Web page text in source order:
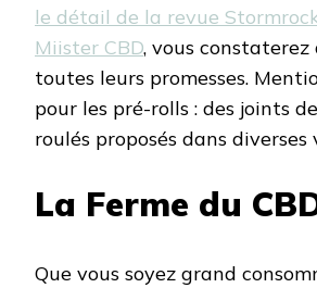
le détail de la revue
Miister CBD, vous constaterez
toutes leurs promesses.
pour les pré-rolls : des joints
roulés proposés dans diverses
La Ferme du
Que vous soyez grand